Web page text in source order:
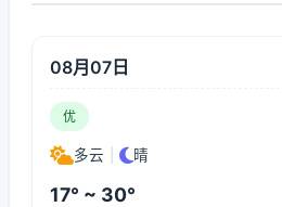
08月07日
优
多云 晴
17° ~ 30°